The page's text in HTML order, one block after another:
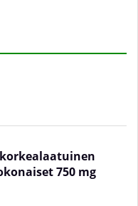
750 mg